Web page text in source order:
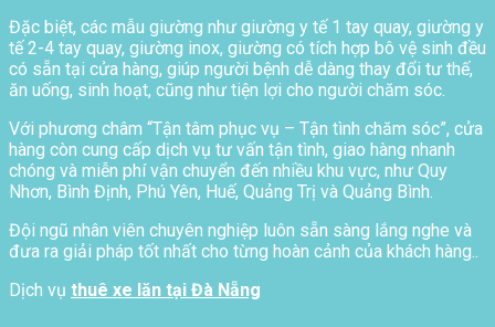
Đặc biệt, các mẫu giường như giường y tế 1 tay quay, giường y
tế 2-4 tay quay, giường inox, giường có tích hợp bô vệ sinh đều
có sẵn tại cửa hàng, giúp người bệnh dễ dàng thay đổi tư thế,
ăn uống, sinh hoạt, cũng như tiện lợi cho người chăm sóc.
Với phương châm “Tận tâm phục vụ – Tận tình chăm sóc”, cửa
hàng còn cung cấp dịch vụ tư vấn tận tình, giao hàng nhanh
chóng và miễn phí vận chuyển đến nhiều khu vực, như Quy
Nhơn, Bình Định, Phú Yên, Huế, Quảng Trị và Quảng Bình.
Đội ngũ nhân viên chuyên nghiệp luôn sẵn sàng lắng nghe và
đưa ra giải pháp tốt nhất cho từng hoàn cảnh của khách hàng..
Dịch vụ thuê xe lăn tại Đà Nẵng